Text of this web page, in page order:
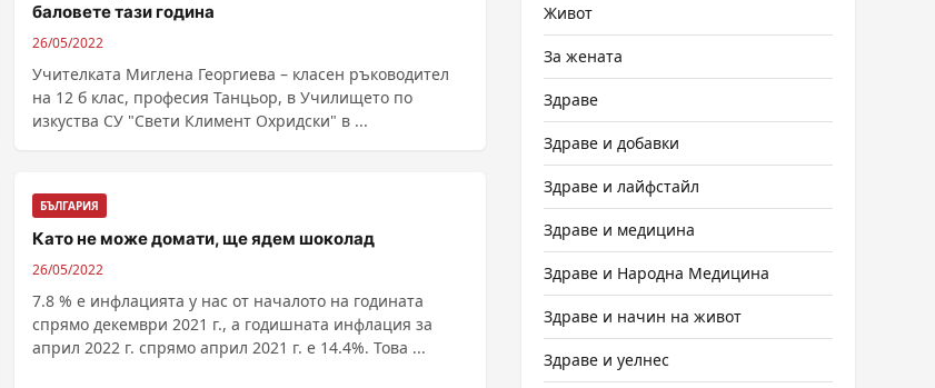
баловете тази година
26/05/2022
Учителката Миглена Георгиева – класен ръководител
на 12 б клас, професия Танцьор, в Училището по
изкуства СУ "Свети Климент Охридски" в ...
БЪЛГАРИЯ
Като не може домати, ще ядем шоколад
26/05/2022
7.8 % е инфлацията у нас от началото на годината
спрямо декември 2021 г., а годишната инфлация за
април 2022 г. спрямо април 2021 г. е 14.4%. Това ...
Живот
За жената
Здраве
Здраве и добавки
Здраве и лайфстайл
Здраве и медицина
Здраве и Народна Медицина
Здраве и начин на живот
Здраве и уелнес